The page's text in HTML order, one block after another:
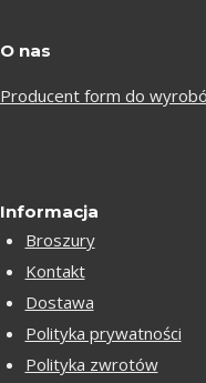
O nas
Producent form do
Informacja
Broszury
Kontakt
Dostawa
Polityka prywatności
Polityka zwrotów